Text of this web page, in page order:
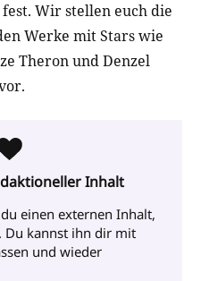
fest. Wir stellen euch die
Werke mit Stars wie
Theron und Denzel
Inhalt
einen externen Inhalt,
Du kannst ihn dir mit
und wieder